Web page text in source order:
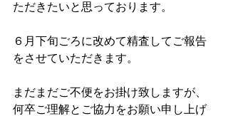
ただきたいと思っております。
６月下旬ごろに改めて精査してご報告
をさせていただきます。
まだまだご不便をお掛け致しますが、
何卒ご理解とご協力をお願い申し上げ